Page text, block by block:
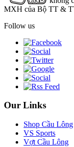
MXH của Bộ TT &
Follow us
Our Links
Shop Cầu Lông
VS Sports
Vợt Cầu Lông